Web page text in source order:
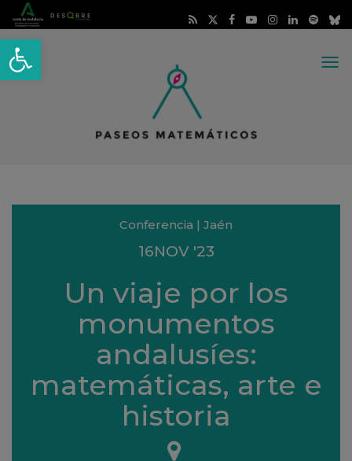
Abrir barra de herramientas
Conferencia | Jaén
16NOV'23
Un viaje por los
monumentos
andalusíes:
matemáticas, arte e
historia
Ubicación